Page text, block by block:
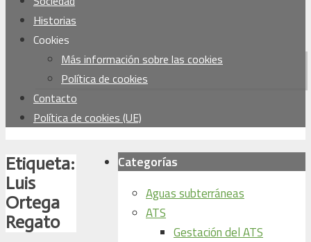
Historias
Cookies
Más información sobre las cookies
Política de cookies
Contacto
Política de cookies (UE)
Etiqueta:
Luis
Ortega
Regato
Categorías
Aguas subterráneas
ATS
Gestación del ATS